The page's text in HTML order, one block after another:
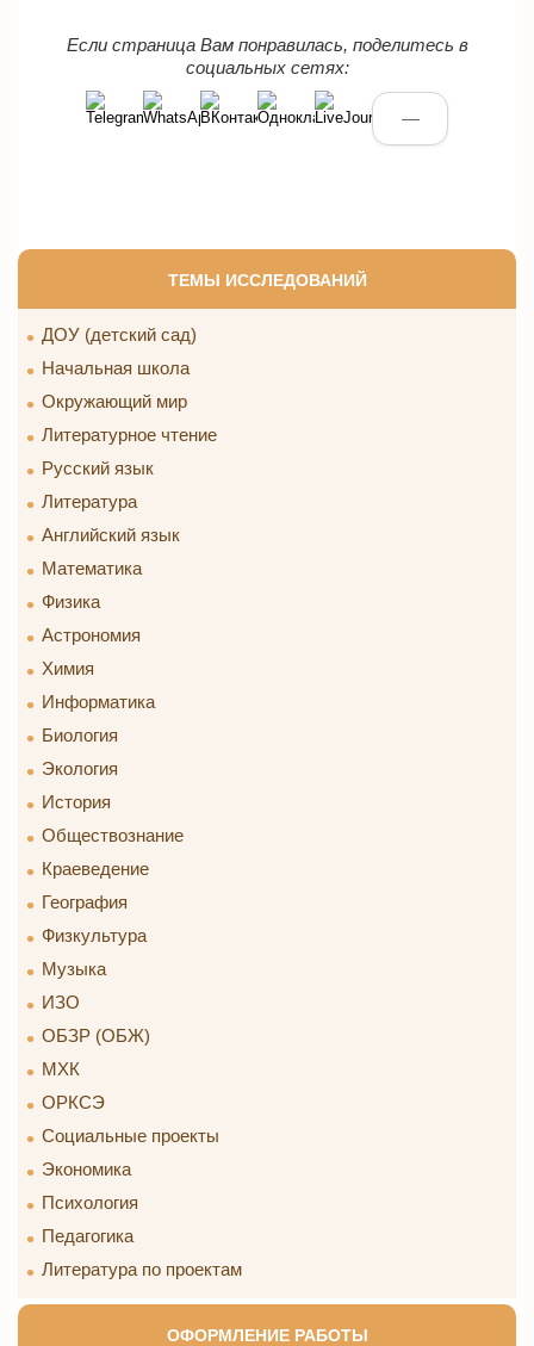
ТЕМЫ ИССЛЕДОВАНИЙ
ДОУ (детский сад)
Начальная школа
Окружающий мир
Литературное чтение
Русский язык
Литература
Английский язык
Математика
Физика
Астрономия
Химия
Информатика
Биология
Экология
История
Обществознание
Краеведение
География
Физкультура
Музыка
ИЗО
ОБЗР (ОБЖ)
МХК
ОРКСЭ
Социальные проекты
Экономика
Психология
Педагогика
Литература по проектам
ОФОРМЛЕНИЕ РАБОТЫ
Если страница Вам понравилась, поделитесь в
социальных сетях:
—